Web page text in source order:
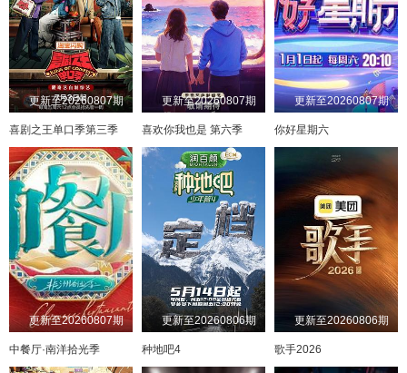
更新至20260807期
喜剧之王单口季第三季
更新至20260807期
喜欢你我也是 第六季
更新至20260807期
你好星期六
更新至20260807期
中餐厅·南洋拾光季
更新至20260806期
种地吧4
更新至20260806期
歌手2026